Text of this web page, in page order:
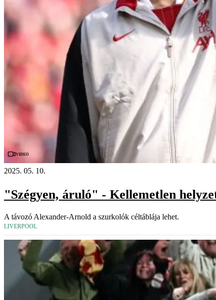
Videó
2025. 05. 10.
"Szégyen, áruló" - Kellemetlen
A távozó Alexander-Arnold a szurkolók céltáblája lehet.
LIVERPOOL